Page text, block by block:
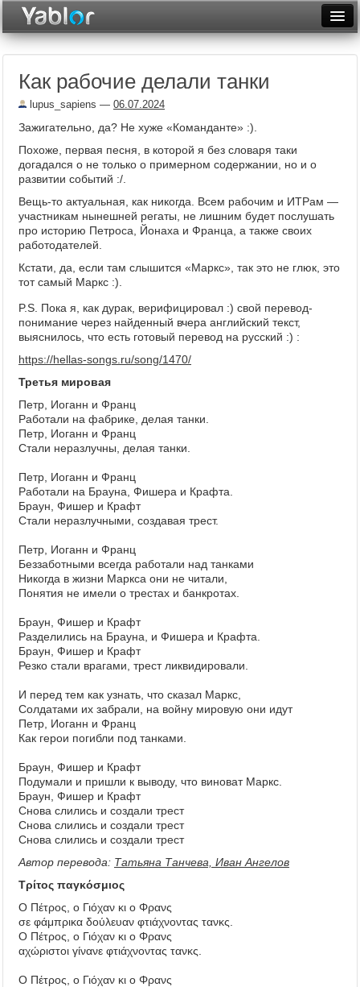
Неделя
Месяц
Рейтинги
Фототоп
Видеотоп
Как рабочие делали танки
lupus_sapiens — 06.07.2024
Зажигательно, да? Не хуже «Команданте» :).
Похоже, первая песня, в которой я без словаря таки
догадался о не только о примерном содержании, но и о
развитии событий :/.
Вещь-то актуальная, как никогда. Всем рабочим и ИТРам —
участникам нынешней регаты, не лишним будет послушать
про историю Петроса, Йонаха и Франца, а также своих
работодателей.
Кстати, да, если там слышится «Маркс», так это не глюк, это
тот самый Маркс :).
P.S. Пока я, как дурак, верифицировал :) свой перевод-
понимание через найденный вчера английский текст,
выяснилось, что есть готовый перевод на русский :) :
https://hellas-songs.ru/song/1470/
Третья мировая
Петр, Иоганн и Франц
Работали на фабрике, делая танки.
Петр, Иоганн и Франц
Стали неразлучны, делая танки.
Петр, Иоганн и Франц
Работали на Брауна, Фишера и Крафта.
Браун, Фишер и Крафт
Стали неразлучными, создавая трест.
Петр, Иоганн и Франц
Беззаботными всегда работали над танками
Никогда в жизни Маркса они не читали,
Понятия не имели о трестах и банкротах.
Браун, Фишер и Крафт
Разделились на Брауна, и Фишера и Крафта.
Браун, Фишер и Крафт
Резко стали врагами, трест ликвидировали.
И перед тем как узнать, что сказал Маркс,
Солдатами их забрали, на войну мировую они идут
Петр, Иоганн и Франц
Как герои погибли под танками.
Браун, Фишер и Крафт
Подумали и пришли к выводу, что виноват Маркс.
Браун, Фишер и Крафт
Снова слились и создали трест
Снова слились и создали трест
Снова слились и создали трест
Автор перевода: Татьяна Танчева, Иван Ангелов
Τρίτος παγκόσμιος
Ο Πέτρος, ο Γιόχαν κι ο Φρανς
σε φάμπρικα δούλευαν φτιάχνοντας τανκς.
Ο Πέτρος, ο Γιόχαν κι ο Φρανς
αχώριστοι γίνανε φτιάχνοντας τανκς.
Ο Πέτρος, ο Γιόχαν κι ο Φρανς